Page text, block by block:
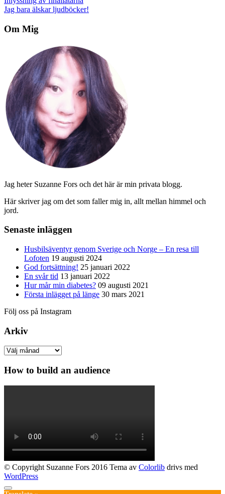
Jag bara älskar ljudböcker!
Om Mig
Jag heter Suzanne Fors och det här är min privata blogg.
Här skriver jag om det som faller mig in, allt mellan himmel och
jord.
Senaste inläggen
Husbilsäventyr genom Sverige och Norge – En resa till
Lofoten 19 augusti 2024
God fortsättning! 25 januari 2022
En svår tid 13 januari 2022
Hur mår min diabetes? 09 augusti 2021
Första inlägget på länge 30 mars 2021
Följ oss på Instagram
Arkiv
Arkiv
How to build an audience
© Copyright Suzanne Fors 2016 Tema av Colorlib drivs med
WordPress